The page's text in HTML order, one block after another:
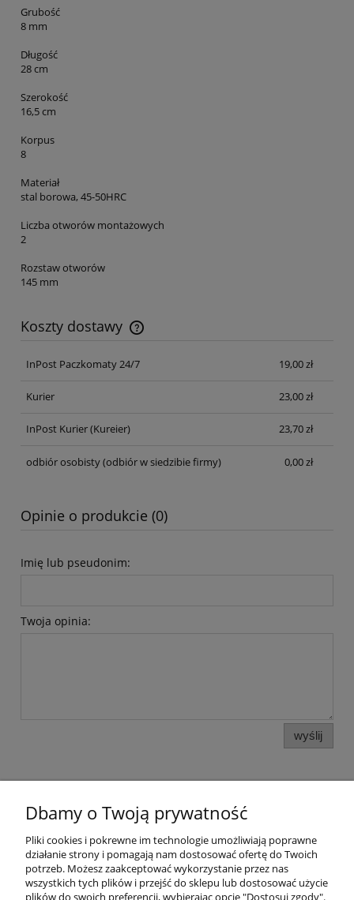
Grubość
8 mm
Długość
28 cm
Szerokość
16,5 cm
Korpus
8
Materiał
stal borowa, 45-50HRC
Liczba otworów montażowych
2
Rozstaw otworów
145 mm
Koszty dostawy
Cena nie zawiera ewentualnych kosztów płatności
InPost Paczkomaty 24/7
19,00 zł
Kurier 23,00 zł
InPost Kurier(Kureier) 23,70 zł
odbiór osobisty(odbiór w siedzibie firmy) 0,00 zł
Opinie o produkcie (0)
Imię lub pseudonim:
Twoja opinia:
wyślij
Pomoc
Moje konto
Dbamy o Twoją prywatność
Pliki cookies i pokrewne im technologie umożliwiają poprawne
działanie strony i pomagają nam dostosować ofertę do Twoich
potrzeb. Możesz zaakceptować wykorzystanie przez nas
wszystkich tych plików i przejść do sklepu lub dostosować użycie
plików do swoich preferencji, wybierając opcję "Dostosuj zgody".